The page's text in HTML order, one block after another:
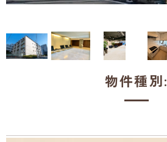
物件種別: